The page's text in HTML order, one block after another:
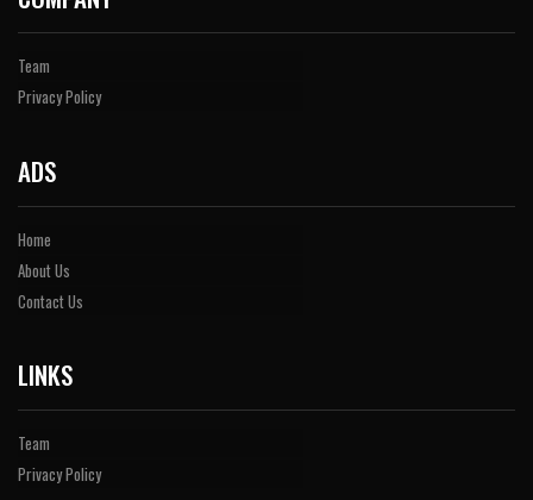
Team
Privacy Policy
ADS
Home
About Us
Contact Us
LINKS
Team
Privacy Policy